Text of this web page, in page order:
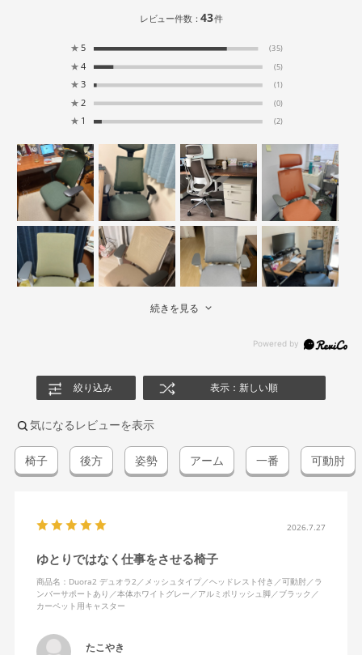
レビュー件数：43件
★ 5 (35)
★ 4 (5)
★ 3 (1)
★ 2 (0)
★ 1 (2)
続きを見る
絞り込み 表示：新しい順
気になるレビューを表示
椅子 後方 姿勢 アーム 一番 可動肘
2026.7.27
ゆとりではなく仕事をさせる椅子
商品名：Duora2 デュオラ2／メッシュタイプ／ヘッドレスト付き／可動肘／ラ
ンバーサポートあり／本体ホワイトグレー／アルミポリッシュ脚／ブラック／
カーペット用キャスター
たこやき